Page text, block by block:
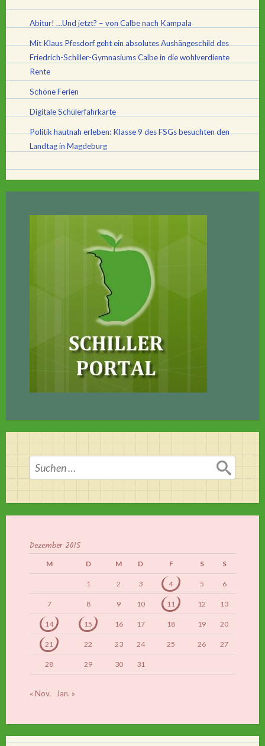
Abitur! …Und jetzt? – von Calbe nach Kampala
Mit Klaus Pfesdorf geht ein absolutes Aushängeschild des
Friedrich-Schiller-Gymnasiums Calbe in die wohlverdiente
Rente
Schöne Ferien
Digitale Schülerfahrkarte
Politik hautnah erleben: Klasse 9 des FSGs besuchten den
Landtag in Magdeburg
Suchen
nach:
Dezember 2015
M D M D F S S
1 2 3 4 5 6
7 8 9 10 11 12 13
14 15 16 17 18 19 20
21 22 23 24 25 26 27
28 29 30 31
« Nov. Jan. »